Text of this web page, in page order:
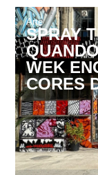
Arte
SPRAY
WEK
CORES